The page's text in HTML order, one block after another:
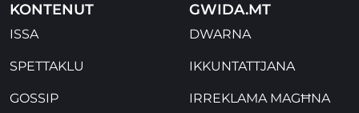
KONTENUT
ISSA
SPETTAKLU
GOSSIP
GWIDA.MT
DWARNA
IKKUNTATTJANA
IRREKLAMA MAGĦNA